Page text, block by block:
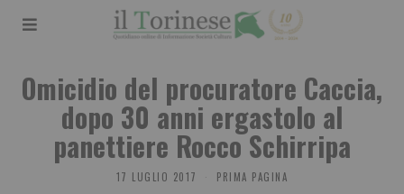
Omicidio del procuratore Caccia,
dopo 30 anni ergastolo al
panettiere Rocco Schirripa
17 LUGLIO 2017 PRIMA PAGINA